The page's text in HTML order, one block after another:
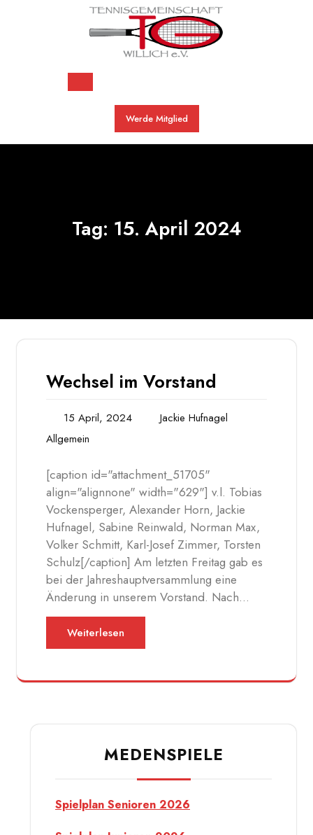
Open
Button
Werde Mitglied
Tag: 15. April 2024
Wechsel im Vorstand
15 April, 2024
Jackie Hufnagel
Allgemein
[caption id="attachment_51705"
align="alignnone" width="629"] v.l. Tobias
Vockensperger, Alexander Horn, Jackie
Hufnagel, Sabine Reinwald, Norman Max,
Volker Schmitt, Karl-Josef Zimmer, Torsten
Schulz[/caption] Am letzten Freitag gab es
bei der Jahreshauptversammlung eine
Änderung in unserem Vorstand. Nach…
Weiterlesen
MEDENSPIELE
Spielplan Senioren 2026